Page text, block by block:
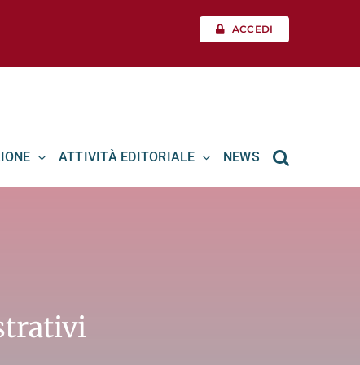
ACCEDI
ATTIVITÀ EDITORIALE NEWS